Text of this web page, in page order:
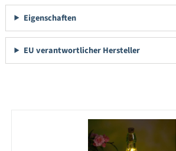
Eigenschaften
EU verantwortlicher Hersteller